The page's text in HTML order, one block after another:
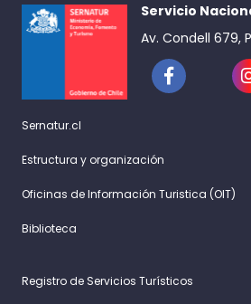
Servicio
Av. Condell 679,
Sernatur.cl
Estructura y organización
Oficinas de Información Turistica (OIT)
Biblioteca
Registro de Servicios Turísticos